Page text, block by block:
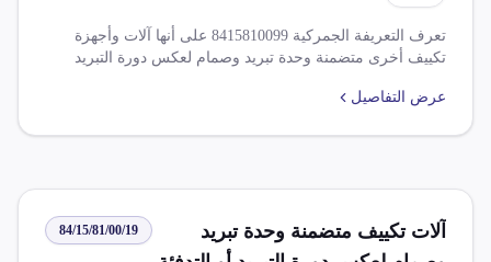
تعرف التعريفة الجمركية 8415810099 على أنها آلات وأجهزة
تكييف أخرى متضمنة وحدة تبريد وصمام لعكس دورة التبريد
عرض التفاصيل
آلات تكييف متضمنة وحدة تبريد
84/15/81/00/19